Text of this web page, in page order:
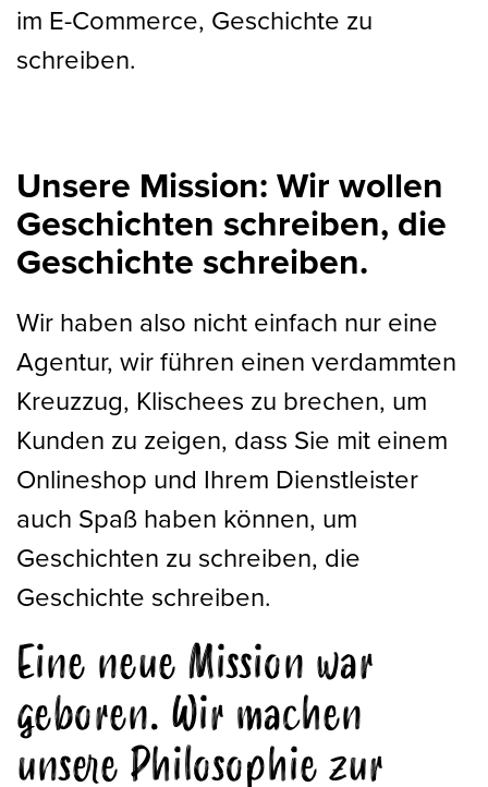
im E-Commerce, Geschichte zu
schreiben.
Unsere Mission: Wir wollen
Geschichten schreiben, die
Geschichte schreiben.
Wir haben also nicht einfach nur eine
Agentur, wir führen einen verdammten
Kreuzzug, Klischees zu brechen, um
Kunden zu zeigen, dass Sie mit einem
Onlineshop und Ihrem Dienstleister
auch Spaß haben können, um
Geschichten zu schreiben, die
Geschichte schreiben.
Eine neue Mission war
geboren. Wir machen
unsere Philosophie zur